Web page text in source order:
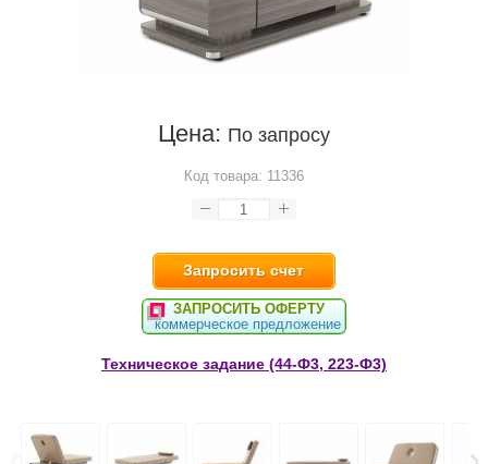
Цена: По запросу
Код товара: 11336
Запросить счет
ЗАПРОСИТЬ ОФЕРТУ
коммерческое предложение
Техническое задание (44-Ф3, 223-Ф3)